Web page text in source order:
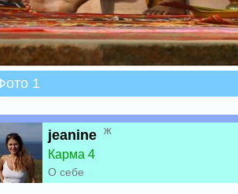
1
jeanine ж
Карма 4
О себе